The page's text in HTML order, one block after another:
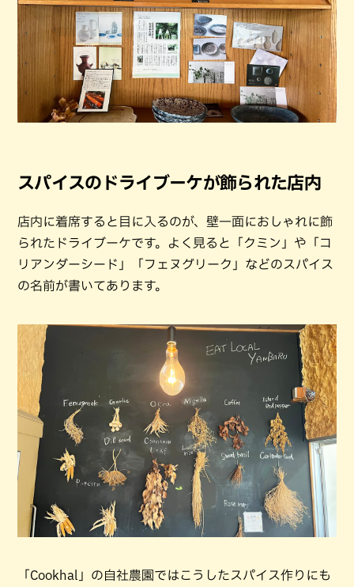
スパイスのドライブーケが飾られた店内
店内に着席すると目に入るのが、壁一面におしゃれに飾
られたドライブーケです。よく見ると「クミン」や「コ
リアンダーシード」「フェヌグリーク」などのスパイス
の名前が書いてあります。
「Cookhal」の自社農園ではこうしたスパイス作りにも